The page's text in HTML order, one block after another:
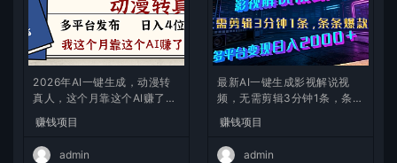
2026年AI一键生成，动漫转
真人，这个月靠这个AI赚了2
赚钱项目
admin
最新AI一键生成影视解说视
频，无需剪辑3分钟1条，条条
+
赚钱项目
admin